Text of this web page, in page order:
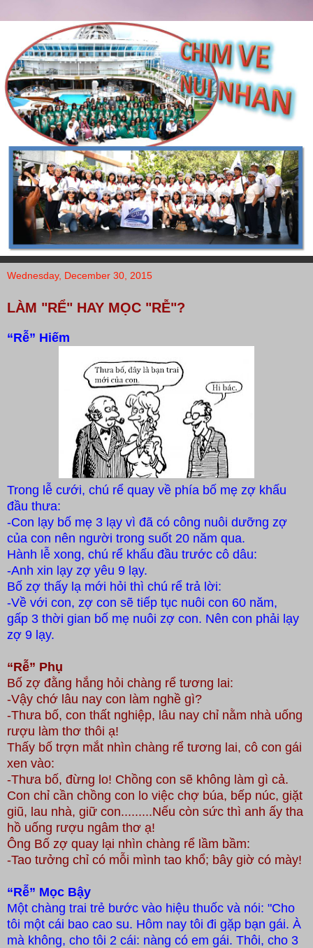
Wednesday, December 30, 2015
LÀM "RỂ" HAY MỌC "RỄ"?
“Rễ” Hiếm
Trong lễ cưới, chú rể quay về phía bố mẹ zợ khấu
đầu thưa:
-Con lạy bố mẹ 3 lạy vì đã có công nuôi dưỡng zợ
của con nên người trong suốt 20 năm qua.
Hành lễ xong, chú rể khấu đầu trước cô dâu:
-Anh xin lạy zợ yêu 9 lạy.
Bố zợ thấy lạ mới hỏi thì chú rể trả lời:
-Về với con, zợ con sẽ tiếp tục nuôi con 60 năm,
gấp 3 thời gian bố mẹ nuôi zợ con. Nên con phải lạy
zợ 9 lạy.
“Rễ” Phụ
Bố zợ đằng hắng hỏi chàng rể tương lai:
-Vậy chớ lâu nay con làm nghề gì?
-Thưa bố, con thất nghiệp, lâu nay chỉ nằm nhà uống
rượu làm thơ thôi ạ!
Thấy bố trợn mắt nhìn chàng rể tương lai, cô con gái
xen vào:
-Thưa bố, đừng lo! Chồng con sẽ không làm gì cả.
Con chỉ cần chồng con lo việc chợ búa, bếp núc, giặt
giũ, lau nhà, giữ con.........Nếu còn sức thì anh ấy tha
hồ uống rượu ngâm thơ ạ!
Ông Bố zợ quay lại nhìn chàng rể lầm bầm:
-Tao tưởng chỉ có mỗi mình tao khổ; bây giờ có mày!
“Rễ” Mọc Bậy
Một chàng trai trẻ bước vào hiệu thuốc và nói: "Cho
tôi một cái bao cao su. Hôm nay tôi đi gặp bạn gái. À
mà không, cho tôi 2 cái: nàng có em gái. Thôi, cho 3